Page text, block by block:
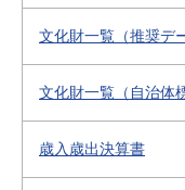
文化財一覧（推奨デ
文化財一覧（自治体
歳入歳出決算書